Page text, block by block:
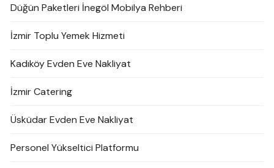
Düğün Paketleri İnegöl Mobilya Rehberi
İzmir Toplu Yemek Hizmeti
Kadıköy Evden Eve Nakliyat
İzmir Catering
Üsküdar Evden Eve Nakliyat
Personel Yükseltici Platformu